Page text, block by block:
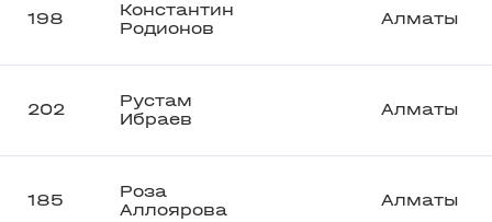
198
Константин
Родионов
Алматы
202
Рустам
Ибраев
Алматы
185
Роза
Аллоярова
Алматы